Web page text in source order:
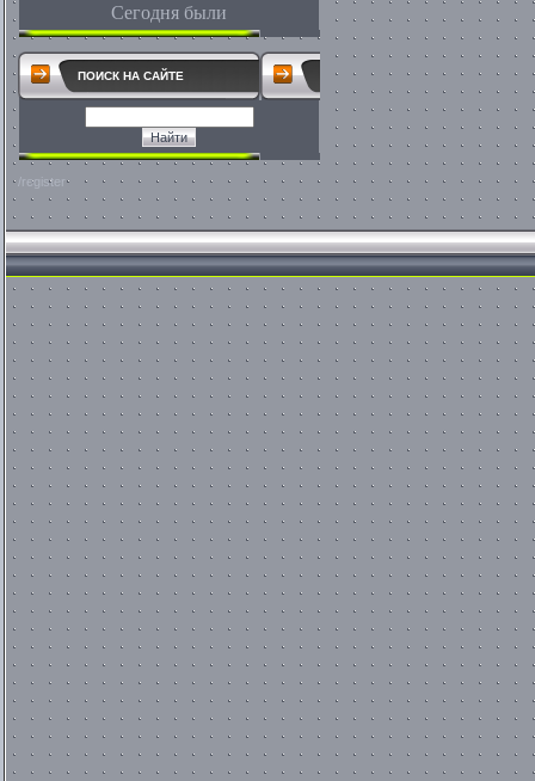
Сегодня были
ПОИСК НА САЙТЕ
/register